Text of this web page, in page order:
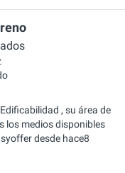
, su área de
los medios disponibles
desde hace8